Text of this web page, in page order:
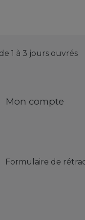
1 à 3 jours ouvrés
Mon compte
Formulaire de